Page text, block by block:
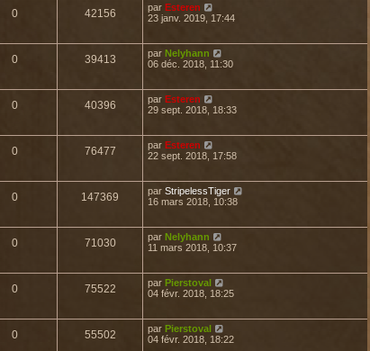
0 42156 par Esteren
23 janv. 2019, 17:44
0 39413 par Nelyhann
06 déc. 2018, 11:30
0 40396 par Esteren
29 sept. 2018, 18:33
0 76477 par Esteren
22 sept. 2018, 17:58
0 147369 par StripelessTiger
16 mars 2018, 10:38
0 71030 par Nelyhann
11 mars 2018, 10:37
0 75522 par Pierstoval
04 févr. 2018, 18:25
0 55502 par Pierstoval
04 févr. 2018, 18:22